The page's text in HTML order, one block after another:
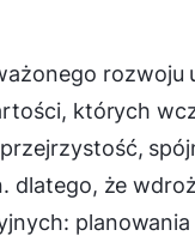
których
dlatego, że